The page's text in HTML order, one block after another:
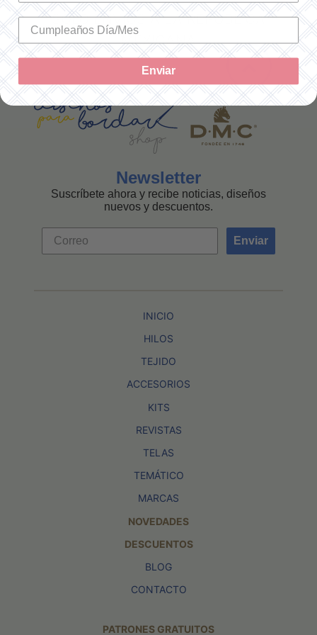
SOLO ENVÍOS A LA REPÚBLICA
MEXICANA
Newsletter
Suscríbete ahora y recibe noticias, diseños
nuevos y descuentos.
Enviar
INICIO
HILOS
TEJIDO
ACCESORIOS
KITS
REVISTAS
TELAS
TEMÁTICO
MARCAS
NOVEDADES
DESCUENTOS
BLOG
CONTACTO
PATRONES GRATUITOS
Enviar